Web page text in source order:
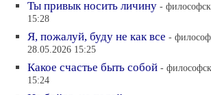
Ты привык носить личину -
15:28
Я, пожалуй, буду не как все -
28.05.2026 15:25
Какое счастье быть собой -
15:24